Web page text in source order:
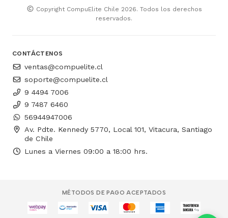
Copyright CompuElite Chile 2026. Todos los derechos
reservados.
CONTÁCTENOS
ventas@compuelite.cl
soporte@compuelite.cl
9 4494 7006
9 7487 6460
56944947006
Av. Pdte. Kennedy 5770, Local 101, Vitacura, Santiago
de Chile
Lunes a Viernes 09:00 a 18:00 hrs.
MÉTODOS DE PAGO ACEPTADOS